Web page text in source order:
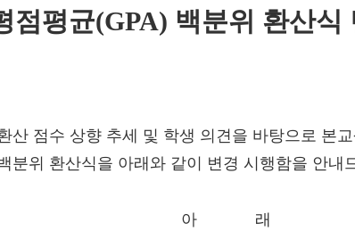
점평균(GPA) 백분위 환산식
산 점수 상향 추세 및 학생 의견을 바탕으로 본
분위 환산식을 아래와 같이 변경 시행함을 안내
아 래